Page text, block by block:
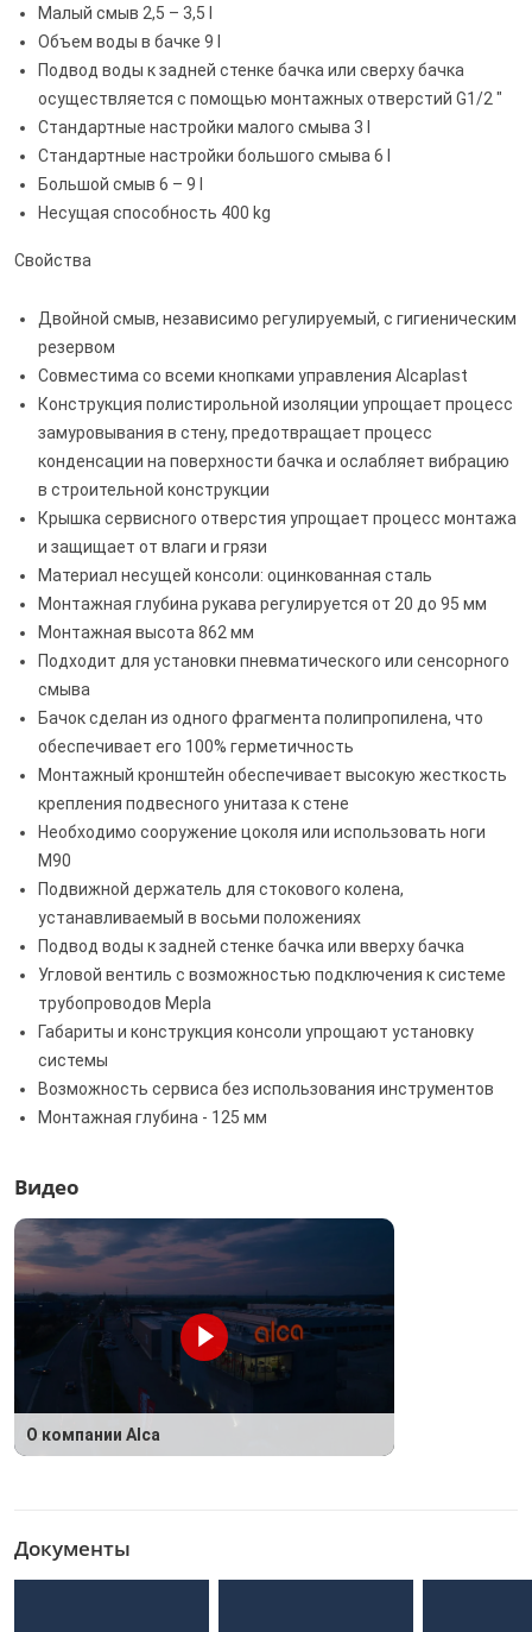
Малый смыв 2,5 – 3,5 l
Объем воды в бачке 9 l
Подвод воды к задней стенке бачка или сверху бачка
осуществляется с помощью монтажных отверстий G1/2 "
Стандартные настройки малого смыва 3 l
Стандартные настройки большого смыва 6 l
Большой смыв 6 – 9 l
Несущая способность 400 kg
Свойства
Двойной смыв, независимо регулируемый, с гигиеническим
резервом
Совместима со всеми кнопками управления Alcaplast
Конструкция полистирольной изоляции упрощает процесс
замуровывания в стену, предотвращает процесс
конденсации на поверхности бачка и ослабляет вибрацию
в строительной конструкции
Крышка сервисного отверстия упрощает процесс монтажа
и защищает от влаги и грязи
Материал несущей консоли: оцинкованная сталь
Монтажная глубина рукава регулируется от 20 до 95 мм
Монтажная высота 862 мм
Подходит для установки пневматического или сенсорного
смыва
Бачок сделан из одного фрагмента полипропилена, что
обеспечивает его 100% герметичность
Монтажный кронштейн обеспечивает высокую жесткость
крепления подвесного унитаза к стене
Необходимо сооружение цоколя или использовать ноги
M90
Подвижной держатель для стокового колена,
устанавливаемый в восьми положениях
Подвод воды к задней стенке бачка или вверху бачка
Угловой вентиль с возможностью подключения к системе
трубопроводов Mepla
Габариты и конструкция консоли упрощают установку
системы
Возможность сервиса без использования инструментов
Монтажная глубина - 125 мм
Видео
О компании Alca
Документы